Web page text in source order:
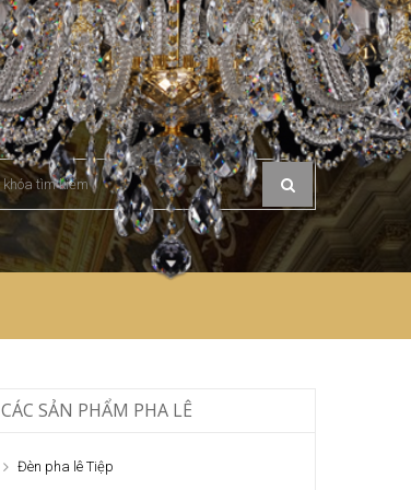
CÁC SẢN PHẨM PHA LÊ
Đèn pha lê Tiệp